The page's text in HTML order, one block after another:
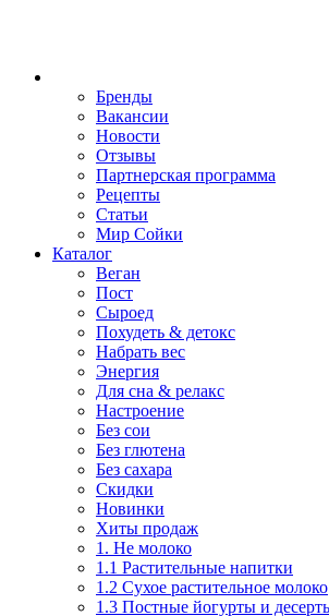
Бренды
Вакансии
Новости
Отзывы
Партнерская программа
Рецепты
Статьи
Мир Сойки
Каталог
Веган
Пост
Сыроед
Похудеть & детокс
Набрать вес
Энергия
Для сна & релакс
Настроение
Без сои
Без глютена
Без сахара
Скидки
Новинки
Хиты продаж
1. Не молоко
1.1 Растительные напитки
1.2 Сухое растительное молоко
1.3 Постные йогурты и